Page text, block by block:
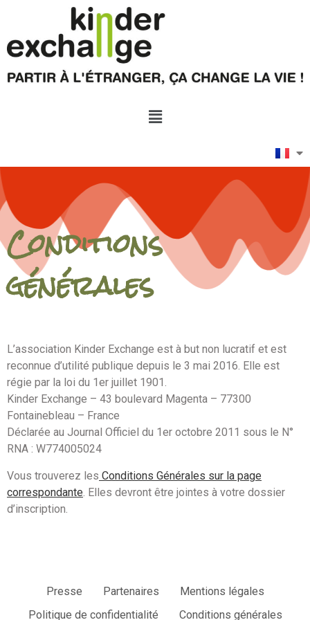
Conditions
générales
L’association Kinder Exchange est à but non lucratif et est
reconnue d’utilité publique depuis le 3 mai 2016. Elle est
régie par la loi du 1er juillet 1901.
Kinder Exchange – 43 boulevard Magenta – 77300
Fontainebleau – France
Déclarée au Journal Officiel du 1er octobre 2011 sous le N°
RNA : W774005024
Vous trouverez les Conditions Générales sur la page
correspondante. Elles devront être jointes à votre dossier
d’inscription.
Presse Partenaires
Mentions légales
Politique de confidentialité
Conditions générales